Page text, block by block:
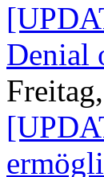
Denial